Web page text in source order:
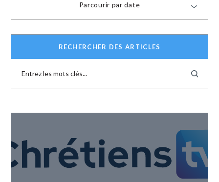
Parcourir par date
RECHERCHER DES ARTICLES